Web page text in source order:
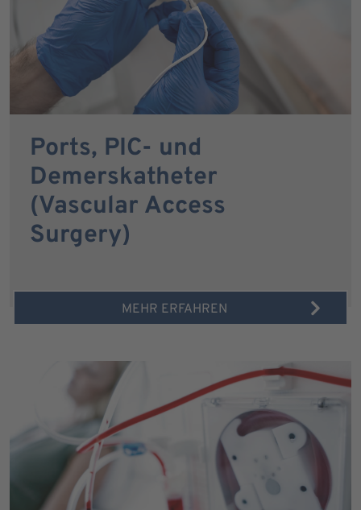
Ports, PIC- und
Demerskatheter
(Vascular Access
Surgery)
MEHR ERFAHREN